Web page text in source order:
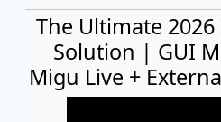
The Ultimate
Solution | GUI
Migu Live +